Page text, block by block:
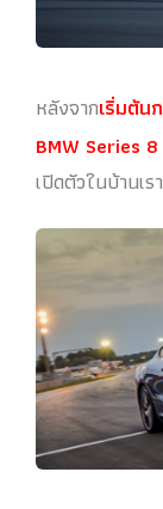
หลังจากเริ่มต้น
BMW Series 8
เปิดตัวในบ้านเ